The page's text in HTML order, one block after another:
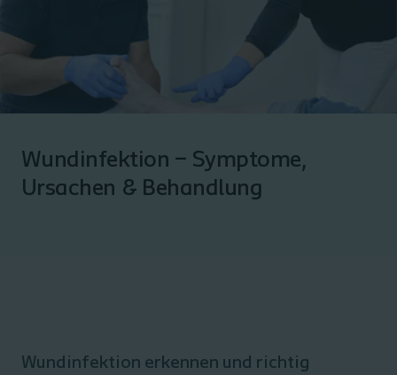
Wundinfektion – Symptome,
Ursachen & Behandlung
Wundinfektion erkennen und richtig